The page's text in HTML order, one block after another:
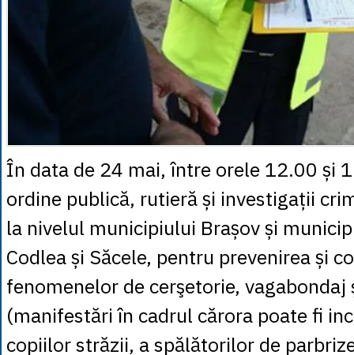
În data de 24 mai, între orele 12.00 și
ordine publică, rutieră și investigații
la nivelul municipiului Brașov și
Codlea și Săcele, pentru prevenirea și
fenomenelor de cerşetorie,
(manifestări în cadrul cărora poate fi
copiilor străzii, a spălătorilor de